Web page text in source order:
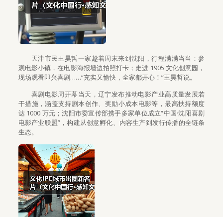
天津市民王昊哲一家趁着周末来到沈阳，行程满满当当：参
观电影小镇，在电影海报墙边拍照打卡；走进 1905 文化创意园，
现场观看即兴喜剧……“充实又愉快，全家都开心！”王昊哲说。
喜剧电影周开幕当天，辽宁发布推动电影产业高质量发展若
干措施，涵盖支持剧本创作、奖励小成本电影等，最高扶持额度
达 1000 万元；沈阳市委宣传部携手多家单位成立“中国·沈阳喜剧
电影产业联盟”，构建从创意孵化、内容生产到发行传播的全链条
生态。